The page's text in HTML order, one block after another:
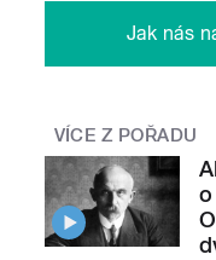
Jak nás
VÍCE Z POŘADU